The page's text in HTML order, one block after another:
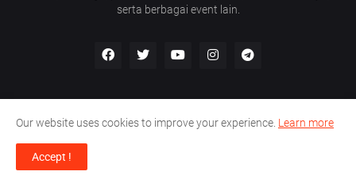
serta berbagai event lain.
Privacy Policy Contact Us
Our website uses cookies to improve your experience. Learn more
Accept !